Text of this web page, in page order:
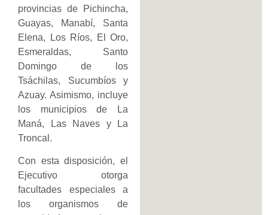
provincias de Pichincha,
Guayas, Manabí, Santa
Elena, Los Ríos, El Oro,
Esmeraldas, Santo
Domingo de los
Tsáchilas, Sucumbíos y
Azuay. Asimismo, incluye
los municipios de La
Maná, Las Naves y La
Troncal.
Con esta disposición, el
Ejecutivo otorga
facultades especiales a
los organismos de